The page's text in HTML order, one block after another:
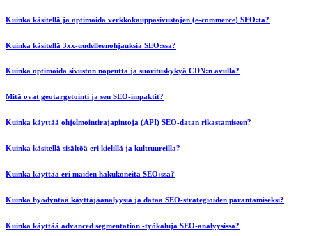
Kuinka käsitellä ja optimoida verkkokauppasivustojen (e-commerce) SEO:ta?
Kuinka käsitellä 3xx-uudelleenohjauksia SEO:ssa?
Kuinka optimoida sivuston nopeutta ja suorituskykyä CDN:n avulla?
Mitä ovat geotargetointi ja sen SEO-impaktit?
Kuinka käyttää ohjelmointirajapintoja (API) SEO-datan rikastamiseen?
Kuinka käsitellä sisältöä eri kielillä ja kulttuureilla?
Kuinka käyttää eri maiden hakukoneita SEO:ssa?
Kuinka hyödyntää käyttäjäanalyysiä ja dataa SEO-strategioiden parantamiseksi?
Kuinka käyttää advanced segmentation -työkaluja SEO-analyysissa?